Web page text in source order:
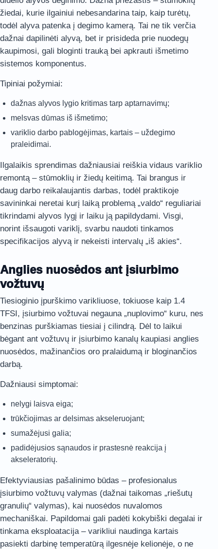
žiedai, kurie ilgainiui nebesandarina taip, kaip turėtų,
todėl alyva patenka į degimo kamerą. Tai ne tik verčia
dažnai dapilinėti alyvą, bet ir prisideda prie nuodegų
kaupimosi, gali bloginti trauką bei apkrauti išmetimo
sistemos komponentus.
Tipiniai požymiai:
dažnas alyvos lygio kritimas tarp aptarnavimų;
melsvas dūmas iš išmetimo;
variklio darbo pablogėjimas, kartais – uždegimo
praleidimai.
Ilgalaikis sprendimas dažniausiai reiškia vidaus variklio
remontą – stūmoklių ir žiedų keitimą. Tai brangus ir
daug darbo reikalaujantis darbas, todėl praktikoje
savininkai neretai kurį laiką problemą „valdo“ reguliariai
tikrindami alyvos lygį ir laiku ją papildydami. Visgi,
norint išsaugoti variklį, svarbu naudoti tinkamos
specifikacijos alyvą ir nekeisti intervalų „iš akies“.
Anglies nuosėdos ant įsiurbimo
vožtuvų
Tiesioginio įpurškimo varikliuose, tokiuose kaip 1.4
TFSI, įsiurbimo vožtuvai negauna „nuplovimo“ kuru, nes
benzinas purškiamas tiesiai į cilindrą. Dėl to laikui
bėgant ant vožtuvų ir įsiurbimo kanalų kaupiasi anglies
nuosėdos, mažinančios oro pralaidumą ir bloginančios
darbą.
Dažniausi simptomai:
nelygi laisva eiga;
trūkčiojimas ar delsimas akseleruojant;
sumažėjusi galia;
padidėjusios sąnaudos ir prastesnė reakcija į
akseleratorių.
Efektyviausias pašalinimo būdas – profesionalus
įsiurbimo vožtuvų valymas (dažnai taikomas „riešutų
granulių“ valymas), kai nuosėdos nuvalomos
mechaniškai. Papildomai gali padėti kokybiški degalai ir
tinkama eksploatacija – varikliui naudinga kartais
pasiekti darbinę temperatūrą ilgesnėje kelionėje, o ne